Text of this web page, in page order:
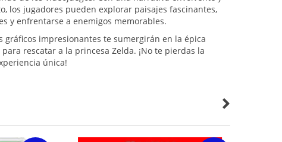
los jugadores pueden explorar paisajes fascinantes,
y enfrentarse a enemigos memorables.
gráficos impresionantes te sumergirán en la épica
rescatar a la princesa Zelda. ¡No te pierdas la
única!